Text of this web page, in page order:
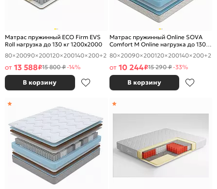
Матрас пружинный ECO Firm EVS
Roll нагрузка до 130 кг 1200x2000
80×20090×200120×200140×200+2
от 13 588₽15 800 ₽-14%
В корзину
Матрас пружинный Online SOVA
Comfort M Online нагрузка до 130
кг 1200x2000
80×20090×200120×200140×200+2
от 10 244₽15 290 ₽-33%
В корзину